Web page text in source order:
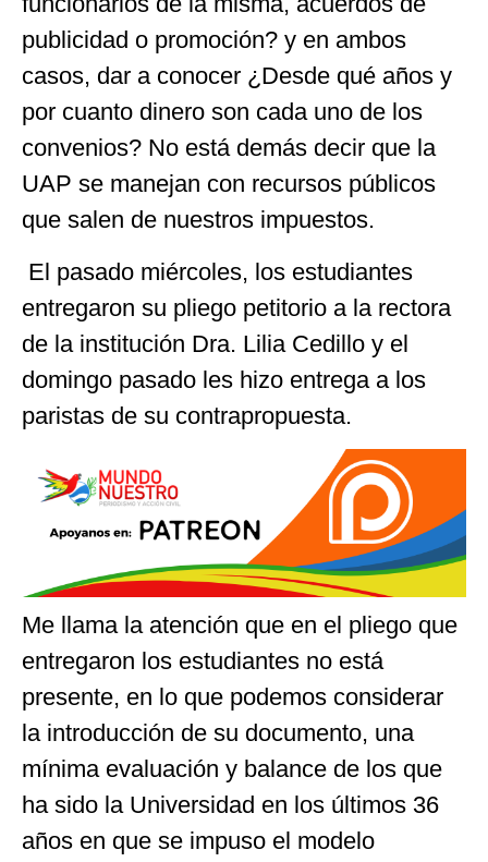
publicidad o promoción? y en ambos
casos, dar a conocer ¿Desde qué años y
por cuanto dinero son cada uno de los
convenios? No está demás decir que la
UAP se manejan con recursos públicos
que salen de nuestros impuestos.
El pasado miércoles, los estudiantes
entregaron su pliego petitorio a la rectora
de la institución Dra. Lilia Cedillo y el
domingo pasado les hizo entrega a los
paristas de su contrapropuesta.
Me llama la atención que en el pliego que
entregaron los estudiantes no está
presente, en lo que podemos considerar
la introducción de su documento, una
mínima evaluación y balance de los que
ha sido la Universidad en los últimos 36
años en que se impuso el modelo